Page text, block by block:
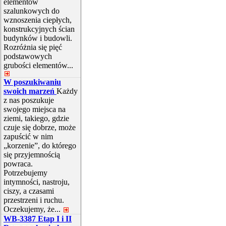
elementów
szalunkowych do
wznoszenia ciepłych,
konstrukcyjnych ścian
budynków i budowli.
Rozróżnia się pięć
podstawowych
grubości elementów...
W poszukiwaniu
swoich marzeń Każdy
z nas poszukuje
swojego miejsca na
ziemi, takiego, gdzie
czuje się dobrze, może
zapuścić w nim
„korzenie”, do którego
się przyjemnością
powraca.
Potrzebujemy
intymności, nastroju,
ciszy, a czasami
przestrzeni i ruchu.
Oczekujemy, że...
WB-3387 Etap I i II